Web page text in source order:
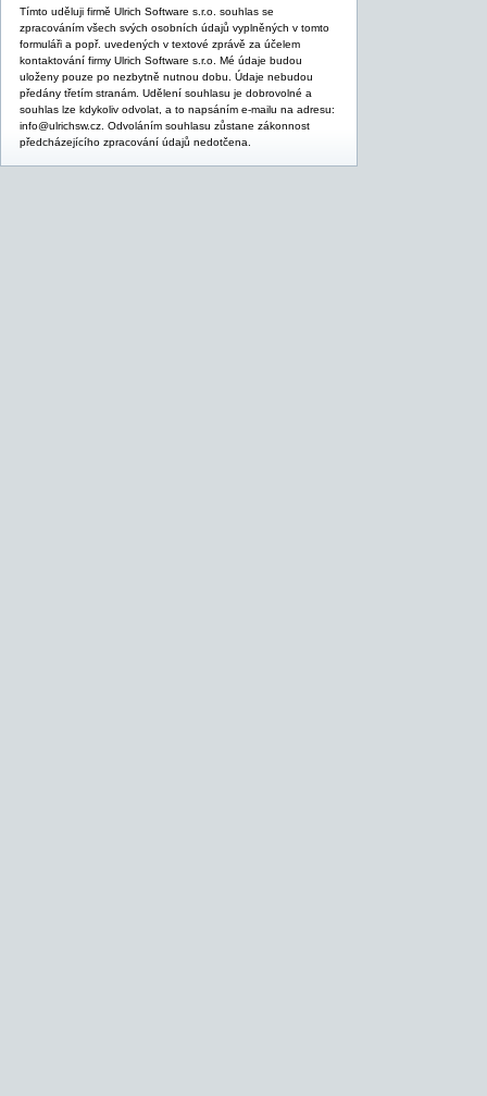
Tímto uděluji firmě Ulrich Software s.r.o. souhlas se
zpracováním všech svých osobních údajů vyplněných v tomto
formuláři a popř. uvedených v textové zprávě za účelem
kontaktování firmy Ulrich Software s.r.o. Mé údaje budou
uloženy pouze po nezbytně nutnou dobu. Údaje nebudou
předány třetím stranám. Udělení souhlasu je dobrovolné a
souhlas lze kdykoliv odvolat, a to napsáním e-mailu na adresu:
info@ulrichsw.cz. Odvoláním souhlasu zůstane zákonnost
předcházejícího zpracování údajů nedotčena.